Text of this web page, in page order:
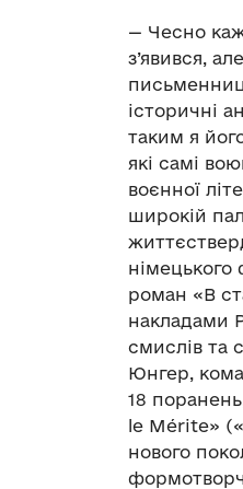
— Чесно
з’явився,
історичні
таким я
які самі
воєнної
широкій
німецького
роман «В
накладами
смислів та
Юнгер,
18
le Mérite»
нового